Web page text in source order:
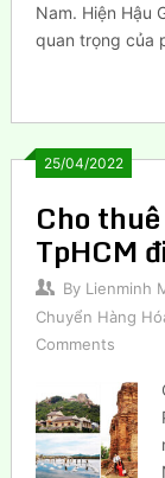
Nam. Hiện Hậu
quan trọng của
25/04/2022
Cho
TpHCM
By Lienminh
Chuyển Hàng
Comments